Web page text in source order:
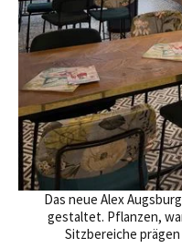
Das neue Alex
gestaltet. Pflanzen,
Sitzbereiche